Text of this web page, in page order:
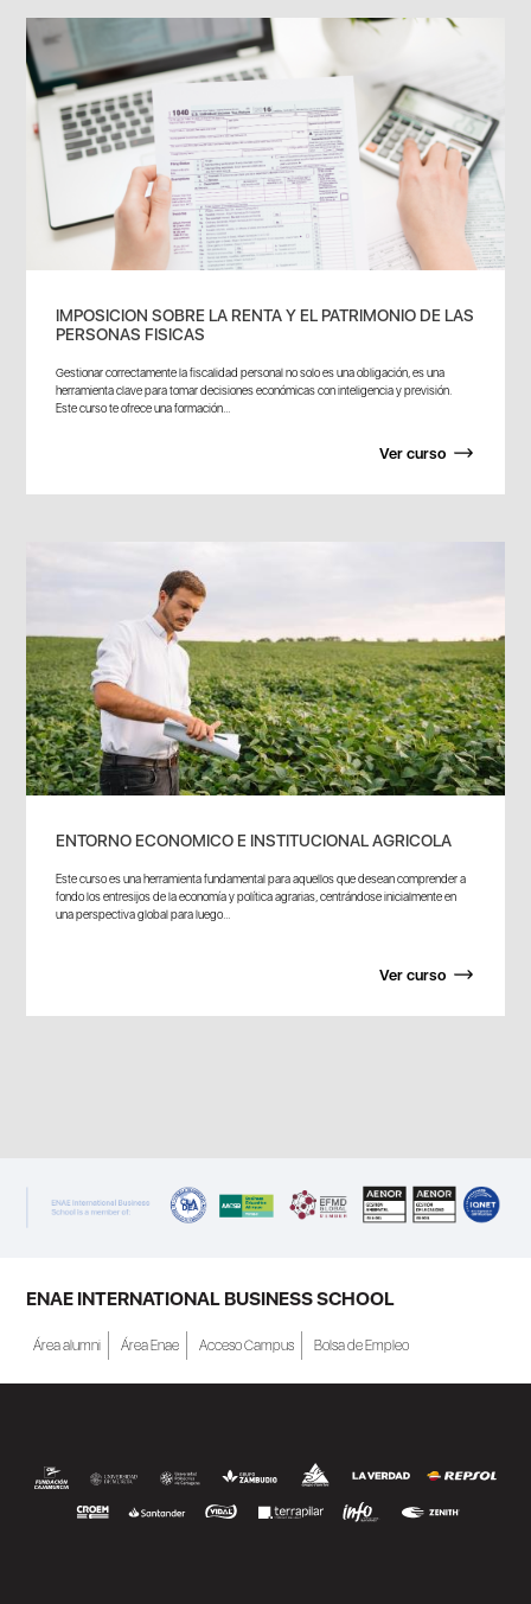
IMPOSICION SOBRE LA RENTA Y EL PATRIMONIO DE LAS
PERSONAS FISICAS
Gestionar correctamente la fiscalidad personal no solo es una obligación, es una
herramienta clave para tomar decisiones económicas con inteligencia y previsión.
Este curso te ofrece una formación...
Ver curso
ENTORNO ECONOMICO E INSTITUCIONAL AGRICOLA
Este curso es una herramienta fundamental para aquellos que desean comprender a
fondo los entresijos de la economía y política agrarias, centrándose inicialmente en
una perspectiva global para luego...
Ver curso
ENAE INTERNATIONAL BUSINESS SCHOOL
Área alumni Área Enae Acceso Campus Bolsa de Empleo